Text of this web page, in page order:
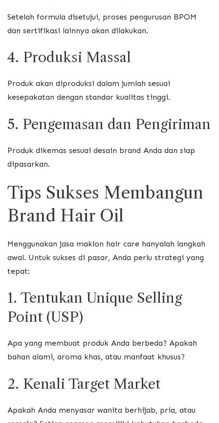
Setelah formula disetujui, proses pengurusan BPOM
dan sertifikasi lainnya akan dilakukan.
4. Produksi Massal
Produk akan diproduksi dalam jumlah sesuai
kesepakatan dengan standar kualitas tinggi.
5. Pengemasan dan Pengiriman
Produk dikemas sesuai desain brand Anda dan siap
dipasarkan.
Tips Sukses Membangun
Brand Hair Oil
Menggunakan jasa maklon hair care hanyalah langkah
awal. Untuk sukses di pasar, Anda perlu strategi yang
tepat:
1. Tentukan Unique Selling
Point (USP)
Apa yang membuat produk Anda berbeda? Apakah
bahan alami, aroma khas, atau manfaat khusus?
2. Kenali Target Market
Apakah Anda menyasar wanita berhijab, pria, atau